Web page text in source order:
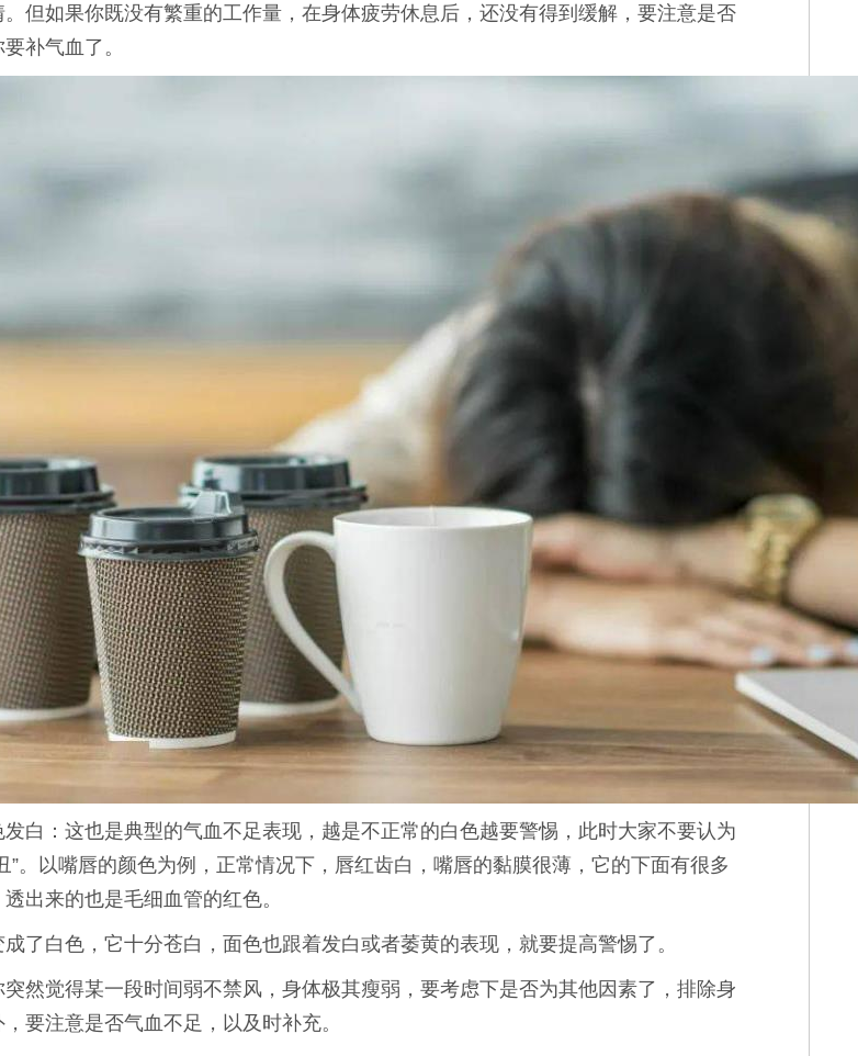
但如果你既没有繁重的工作量，在身体疲劳休息后，还没有得到缓解，要注意是否
补气血了。
白：这也是典型的气血不足表现，越是不正常的白色越要警惕，此时大家不要认为
”。以嘴唇的颜色为例，正常情况下，唇红齿白，嘴唇的黏膜很薄，它的下面有很多
出来的也是毛细血管的红色。
了白色，它十分苍白，面色也跟着发白或者萎黄的表现，就要提高警惕了。
然觉得某一段时间弱不禁风，身体极其瘦弱，要考虑下是否为其他因素了，排除身
要注意是否气血不足，以及时补充。